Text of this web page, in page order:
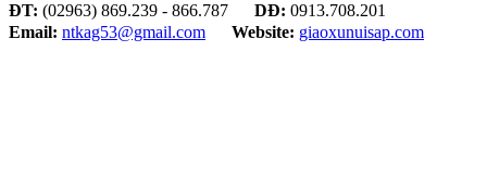
ĐT: (02963) 869.239 - 866.787 DĐ: 0913.708.201
Email: ntkag53@gmail.com Website: giaoxunuisap.com